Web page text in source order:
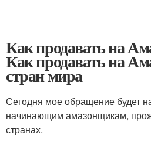
Как продавать на
Как продавать на
стран мира
Сегодня мое обращение будет
начинающим амазонщикам,
странах.